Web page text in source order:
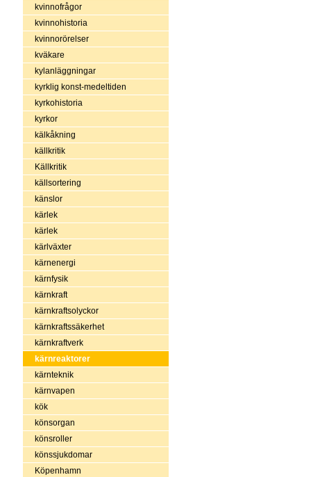
kvinnofrågor
kvinnohistoria
kvinnorörelser
kväkare
kylanläggningar
kyrklig konst-medeltiden
kyrkohistoria
kyrkor
kälkåkning
källkritik
Källkritik
källsortering
känslor
kärlek
kärlek
kärlväxter
kärnenergi
kärnfysik
kärnkraft
kärnkraftsolyckor
kärnkraftssäkerhet
kärnkraftverk
kärnreaktorer
kärnteknik
kärnvapen
kök
könsorgan
könsroller
könssjukdomar
Köpenhamn